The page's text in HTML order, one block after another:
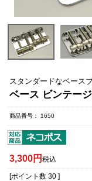
スタンダードなベース
ベース ビンテー
商品番号 1650
3,300 税込
[ポイント数 30 ]